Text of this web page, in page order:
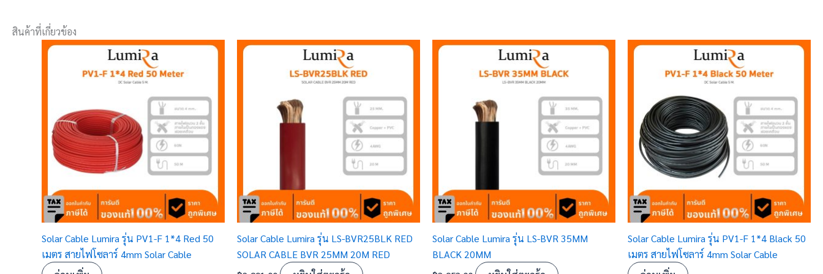
สินค้าที่เกี่ยวข้อง
Solar Cable Lumira รุ่น PV1-F 1*4 Red 50
เมตร สายไฟโซลาร์ 4mm Solar Cable
Solar Cable Lumira รุ่น LS-BVR25BLK RED
SOLAR CABLE BVR 25MM 20M RED
Solar Cable Lumira รุ่น LS-BVR 35MM
BLACK 20MM
Solar Cable Lumira รุ่น PV1-F 1*4 Black 50
เมตร สายไฟโซลาร์ 4mm Solar Cable